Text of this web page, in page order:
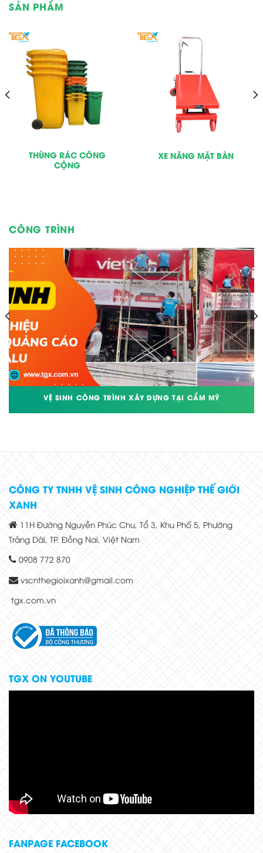
SẢN PHẨM
THÙNG RÁC CÔNG
CỘNG
XE NÂNG MẶT BÀN
CÔNG TRÌNH
VỆ SINH CÔNG TRÌNH XÂY DỰNG TẠI CẨM MỸ
CÔNG TY TNHH VỆ SINH CÔNG NGHIỆP THẾ GIỚI
XANH
11H Đường Nguyễn Phúc Chu, Tổ 3, Khu Phố 5, Phường
Trảng Dài, TP. Đồng Nai, Việt Nam
0908 772 870
vscnthegioixanh@gmail.com
tgx.com.vn
TGX ON YOUTUBE
FANPAGE FACEBOOK